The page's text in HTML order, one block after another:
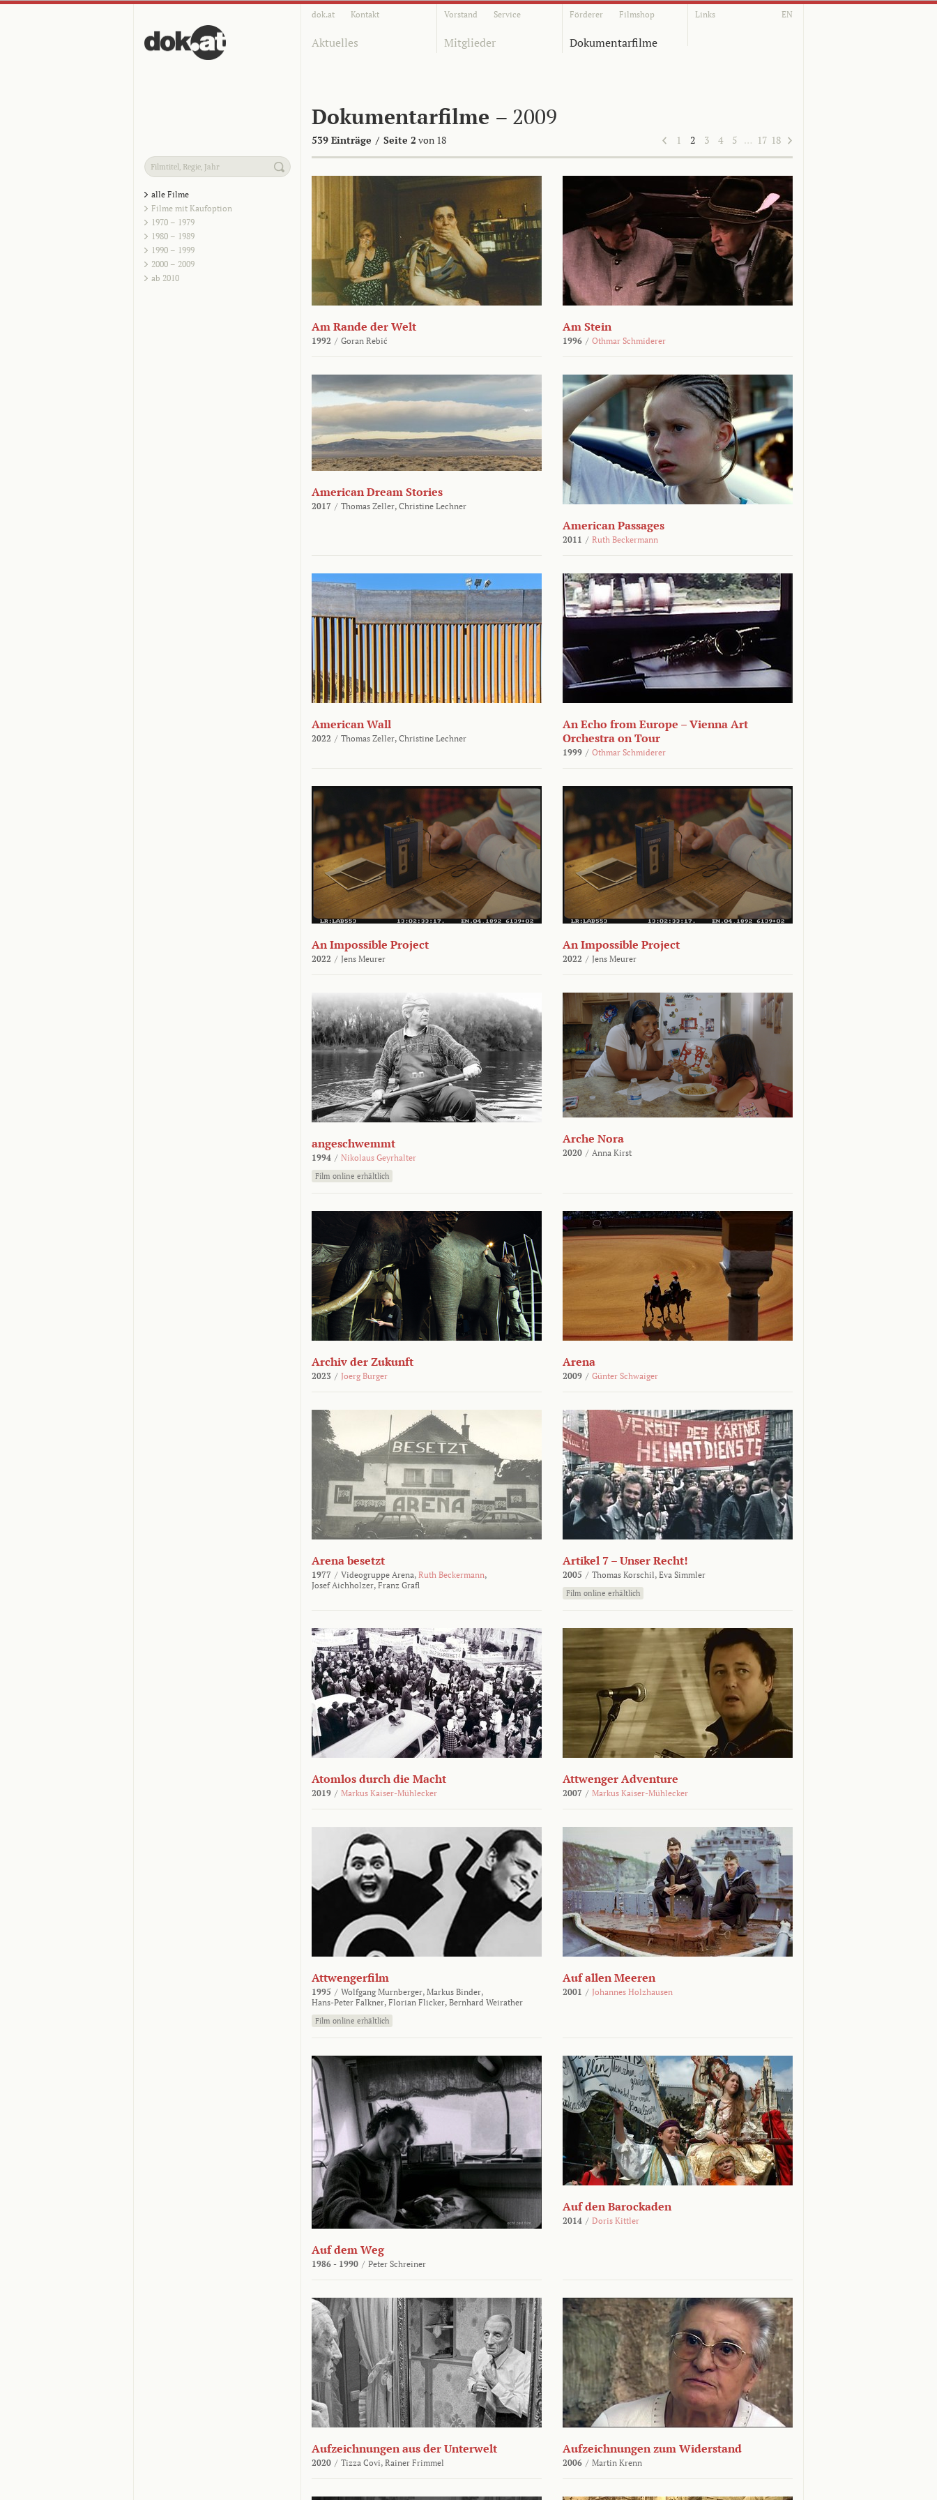
dok.at Kontakt Vorstand Service Förderer Filmshop Links EN
Aktuelles Mitglieder Dokumentarfilme
Dokumentarfilme – 2009
539 Einträge / Seite 2 von 18 1 2 3 4 5 … 17 18
alle Filme
Filme mit Kaufoption
1970 – 1979
1980 – 1989
1990 – 1999
2000 – 2009
ab 2010
Am Rande der Welt
1992 / Goran Rebić
Am Stein
1996 / Othmar Schmiderer
American Dream Stories
2017 / Thomas Zeller, Christine Lechner
American Passages
2011 / Ruth Beckermann
American Wall
2022 / Thomas Zeller, Christine Lechner
An Echo from Europe – Vienna Art
Orchestra on Tour
1999 / Othmar Schmiderer
An Impossible Project
2022 / Jens Meurer
An Impossible Project
2022 / Jens Meurer
angeschwemmt
1994 / Nikolaus Geyrhalter
Film online erhältlich
Arche Nora
2020 / Anna Kirst
Archiv der Zukunft
2023 / Joerg Burger
Arena
2009 / Günter Schwaiger
Arena besetzt
1977 / Videogruppe Arena, Ruth Beckermann,
Josef Aichholzer, Franz Grafl
Artikel 7 – Unser Recht!
2005 / Thomas Korschil, Eva Simmler
Film online erhältlich
Atomlos durch die Macht
2019 / Markus Kaiser-Mühlecker
Attwenger Adventure
2007 / Markus Kaiser-Mühlecker
Attwengerfilm
1995 / Wolfgang Murnberger, Markus Binder,
Hans-Peter Falkner, Florian Flicker, Bernhard Weirather
Film online erhältlich
Auf allen Meeren
2001 / Johannes Holzhausen
Auf dem Weg
1986 - 1990 / Peter Schreiner
Auf den Barockaden
2014 / Doris Kittler
Aufzeichnungen aus der Unterwelt
2020 / Tizza Covi, Rainer Frimmel
Aufzeichnungen zum Widerstand
2006 / Martin Krenn